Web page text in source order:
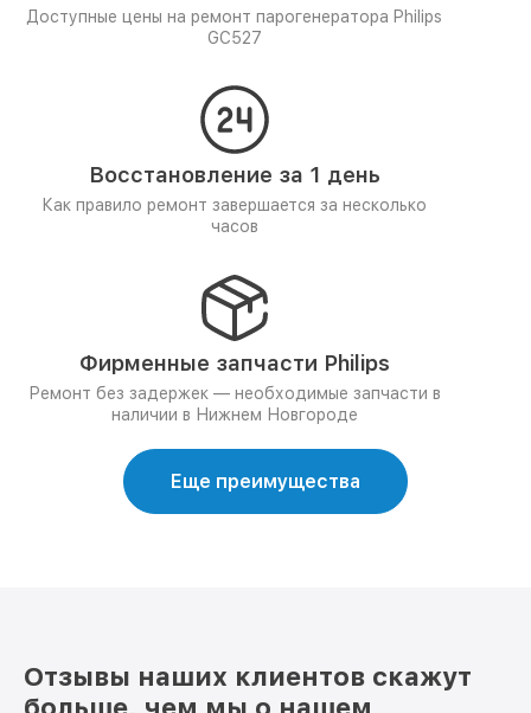
Доступные цены на ремонт парогенератора Philips
GC527
Восстановление за 1 день
Как правило ремонт завершается за несколько
часов
Фирменные запчасти Philips
Ремонт без задержек — необходимые запчасти в
наличии в Нижнем Новгороде
Еще преимущества
Отзывы наших клиентов скажут